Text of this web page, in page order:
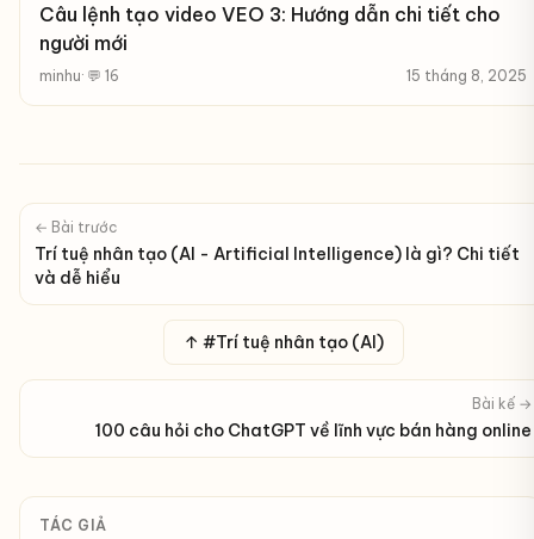
Câu lệnh tạo video VEO 3: Hướng dẫn chi tiết cho
người mới
minhu· 💬 16 15 tháng 8, 2025
← Bài trước
Trí tuệ nhân tạo (AI - Artificial Intelligence) là gì? Chi tiết
và dễ hiểu
↑ #Trí tuệ nhân tạo (AI)
Bài kế →
100 câu hỏi cho ChatGPT về lĩnh vực bán hàng online
TÁC GIẢ